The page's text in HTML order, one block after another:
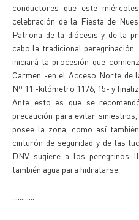
conductores que este
celebración de la Fiesta de
Patrona de la diócesis y de la
cabo la tradicional
iniciará la procesión que
Carmen -en el Acceso Norte de
Nº 11 -kilómetro 1176, 15- y
Ante esto es que se
precaución para evitar
posee la zona, como así
cinturón de seguridad y de las
DNV sugiere a los peregrinos
también agua para hidratarse.